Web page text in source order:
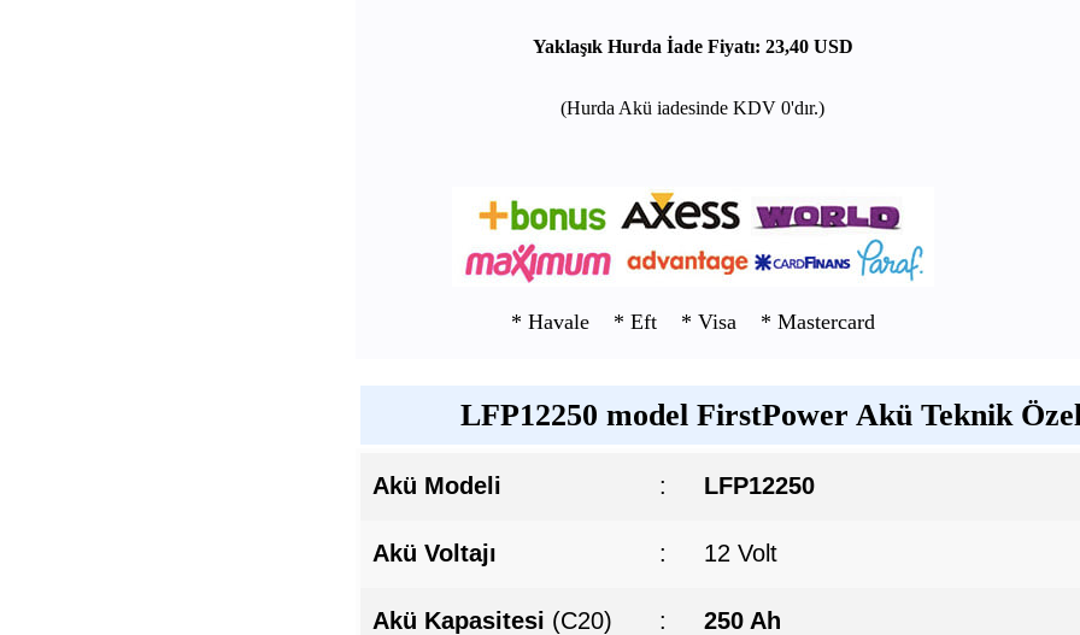
Yaklaşık Hurda İade Fiyatı: 23,40 USD
(Hurda Akü iadesinde KDV 0'dır.)
* Havale * Eft * Visa * Mastercard
LFP12250 model FirstPower Akü Teknik
Akü Modeli : LFP12250
Akü Voltajı : 12 Volt
Akü Kapasitesi (C20) : 250 Ah